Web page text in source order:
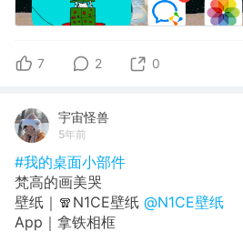
7 2 0
宇宙怪兽
5年前
#我的桌面小部件
梵高的画美哭
壁纸｜🧣N1CE壁纸 @N1CE壁纸
App｜拿铁相框